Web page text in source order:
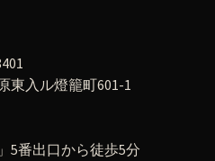
東入ル燈籠町601-1
5番出口から徒歩5分